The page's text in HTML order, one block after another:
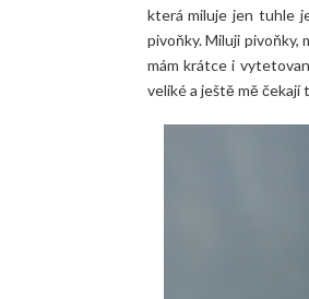
která miluje jen tuhle
pivoňky. Miluji pivoňky,
mám krátce i
veliké a ještě mě čekají